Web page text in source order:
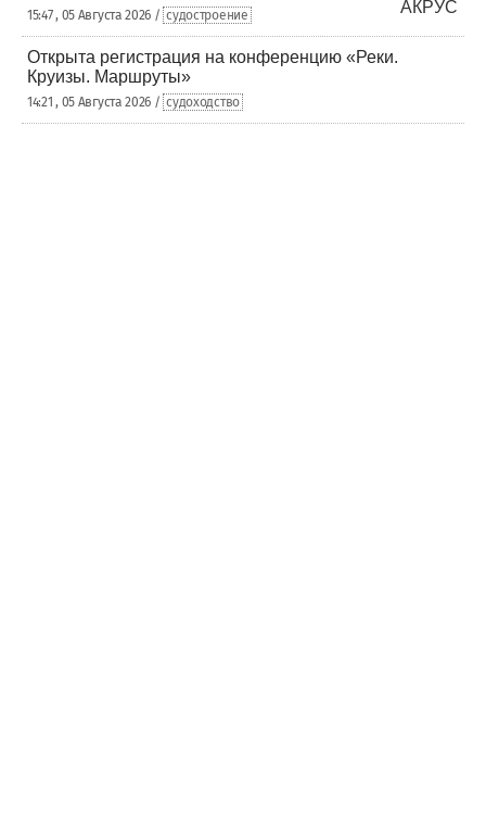
15:47 , 05 Августа 2026 / судостроение
Открыта регистрация на конференцию «Реки.
Круизы. Маршруты»
14:21 , 05 Августа 2026 / судоходство